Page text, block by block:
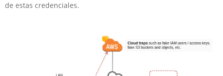
de estas credenciales.